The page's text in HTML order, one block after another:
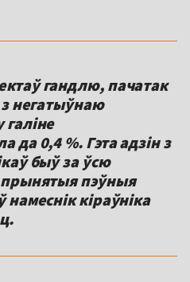
гандлю, пачатак
негатыўнаю
да 0,4 %. Гэта адзін з
быў за ўсю
прынятыя пэўныя
кіраўніка